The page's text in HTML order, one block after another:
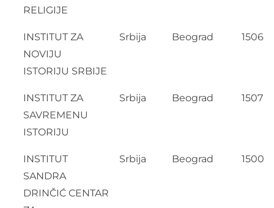
RELIGIJE
INSTITUT ZA
NOVIJU
ISTORIJU SRBIJE
Srbija Beograd 1506
INSTITUT ZA
SAVREMENU
ISTORIJU
Srbija Beograd 1507
INSTITUT
SANDRA
DRINČIĆ CENTAR
Srbija Beograd 1500